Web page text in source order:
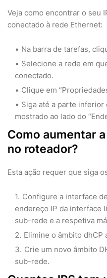
Veja como encontrar o seu
conectado à rede Ethernet:
Na barra de tarefas,
Selecione a rede em
conectado.
Clique em
Siga até a parte inferior
mostrado ao lado do
Como aumentar
no roteador?
Esta ação requer que siga
Configure a interface
endereço IP da interface
sub-rede e a respetiva
Elimine o âmbito dhCP
Crie um novo âmbito
sub-rede.